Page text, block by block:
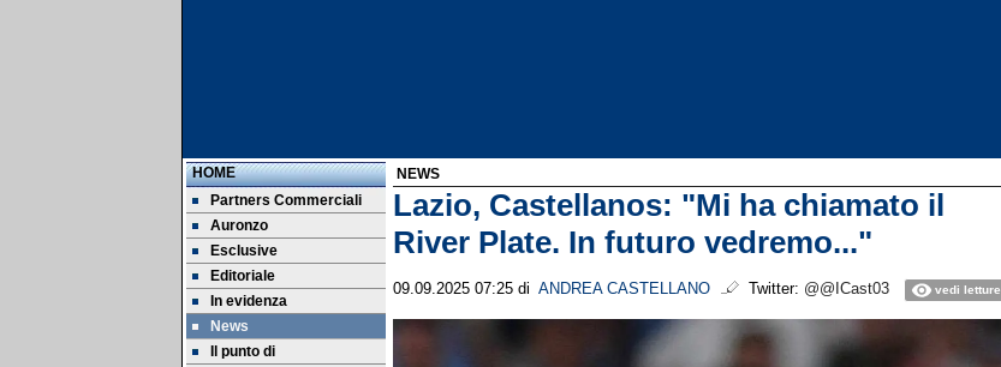
HOME
Partners Commerciali
Auronzo
Esclusive
Editoriale
In evidenza
News
Il punto di
NEWS
Lazio, Castellanos: "Mi ha chiamato il
River Plate. In futuro vedremo..."
09.09.2025 07:25 di ANDREA CASTELLANO Twitter: @@ICast03 vedi letture